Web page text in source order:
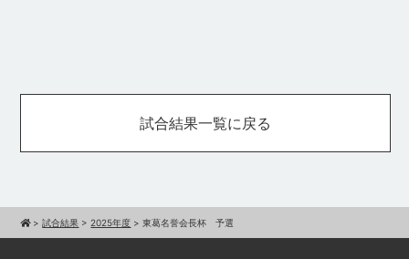
試合結果一覧に戻る
>試合結果 > 2025年度 >東葛名誉会長杯 予選